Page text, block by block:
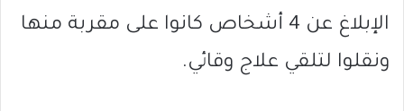
الإبلاغ عن 4 أشخاص كانوا على مقربة منها
ونقلوا لتلقي علاج وقائي.